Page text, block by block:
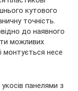
кутового
точність.
до наявного
можливих
монтується несе
панелями з